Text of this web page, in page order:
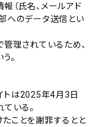
（氏名、メールアド
へのデータ送信とい
管理されているため、
。
トは2025年4月3日
いる。
ことを謝罪するとと